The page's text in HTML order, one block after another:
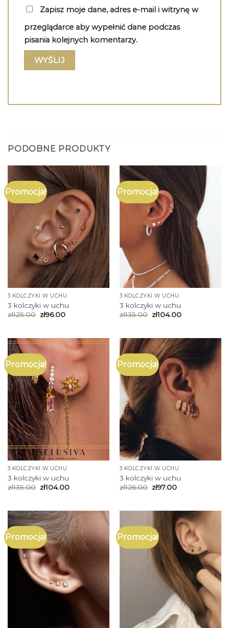
Zapisz moje dane, adres e-mail i witrynę w
przeglądarce aby wypełnić dane podczas
pisania kolejnych komentarzy.
PODOBNE PRODUKTY
Promocja!
3 KOLCZYKI W UCHU
3 kolczyki w uchu
zł125.00 zł96.00
Promocja!
3 KOLCZYKI W UCHU
3 kolczyki w uchu
zł135.00 zł104.00
Promocja!
3 KOLCZYKI W UCHU
3 kolczyki w uchu
zł135.00 zł104.00
Promocja!
3 KOLCZYKI W UCHU
3 kolczyki w uchu
zł126.00 zł97.00
Promocja! Promocja!